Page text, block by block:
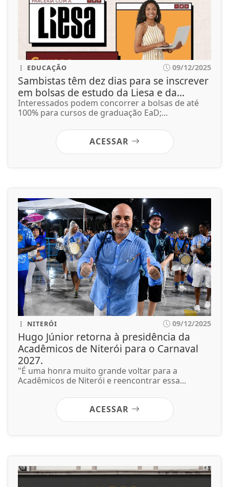
EDUCAÇÃO 09/12/2025
Sambistas têm dez dias para se inscrever
em bolsas de estudo da Liesa e da...
Interessados podem concorrer a bolsas de até
100% para cursos de graduação EaD;...
ACESSAR
NITERÓI 09/12/2025
Hugo Júnior retorna à presidência da
Acadêmicos de Niterói para o Carnaval
2027.
"É uma honra muito grande voltar para a
Acadêmicos de Niterói e reencontrar essa...
ACESSAR